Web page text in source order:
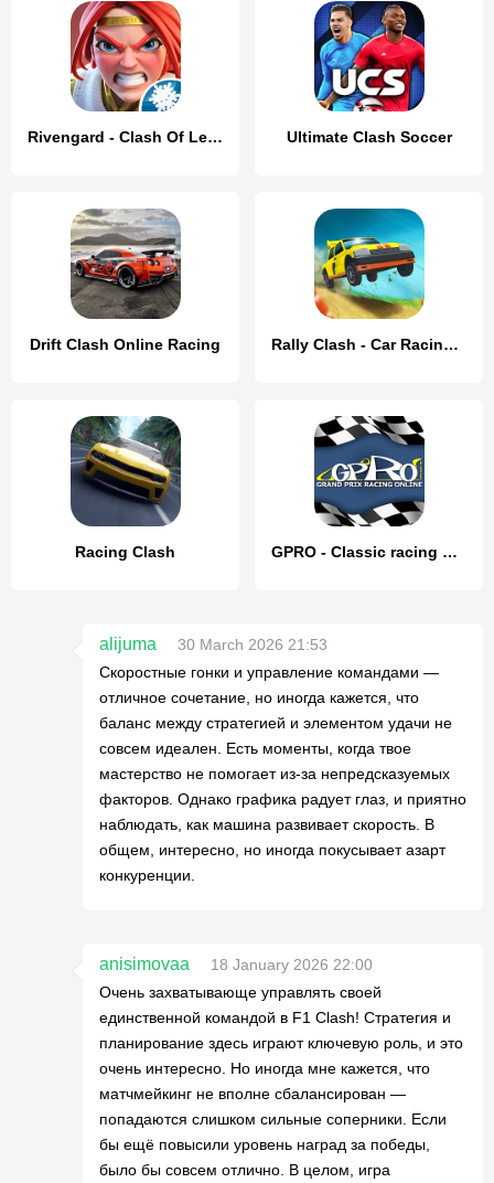
Rivengard - Clash Of Legends Ultimate Clash Soccer
Drift Clash Online Racing Rally Clash - Car Racing Game
Racing Clash GPRO - Classic racing manager
alijuma
30 March 2026 21:53
Скоростные гонки и управление командами —
отличное сочетание, но иногда кажется, что
баланс между стратегией и элементом удачи не
совсем идеален. Есть моменты, когда твое
мастерство не помогает из-за непредсказуемых
факторов. Однако графика радует глаз, и приятно
наблюдать, как машина развивает скорость. В
общем, интересно, но иногда покусывает азарт
конкуренции.
anisimovaa
18 January 2026 22:00
Очень захватывающе управлять своей
единственной командой в F1 Clash! Стратегия и
планирование здесь играют ключевую роль, и это
очень интересно. Но иногда мне кажется, что
матчмейкинг не вполне сбалансирован —
попадаются слишком сильные соперники. Если
бы ещё повысили уровень наград за победы,
было бы совсем отлично. В целом, игра